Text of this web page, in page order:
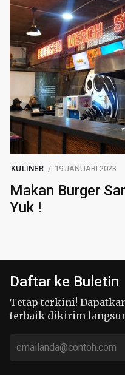
KULINER 19 JANUARI 2023
Makan Burger
Yuk !
Daftar ke Buletin
Tetap terkini!
terbaik dikirim